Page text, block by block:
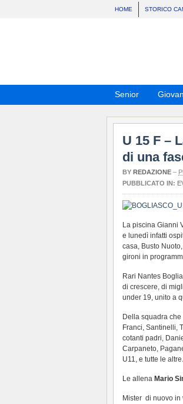
HOME STORICO
Senior
U 15 F –
di una
BY REDAZIONE –
PUBBLICATO IN:
La piscina Gianni
e lunedì infatti
casa, Busto
gironi in
Rari Nantes
di crescere, di
under 19, unito a
Della squadra
Franci, Santinelli,
cotanti padri,
Carpaneto,
U11, e tutte le altre.
Le allena Mario
Mister di nuovo in